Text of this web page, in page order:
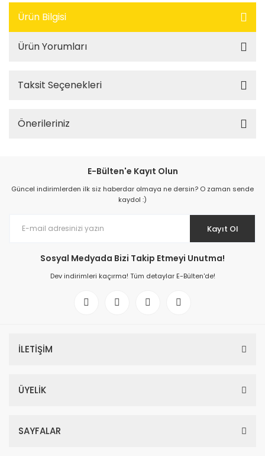
Ürün Bilgisi
Ürün Yorumları
Taksit Seçenekleri
Önerileriniz
E-Bülten'e Kayıt Olun
Güncel indirimlerden ilk siz haberdar olmaya ne dersin? O zaman sende
kaydol :)
Kayıt Ol
Sosyal Medyada Bizi Takip Etmeyi Unutma!
Dev indirimleri kaçırma! Tüm detaylar E-Bülten'de!
İLETİŞİM
ÜYELİK
SAYFALAR